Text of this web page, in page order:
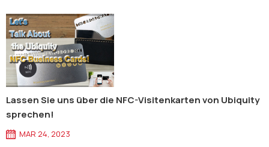
Lassen Sie uns über die NFC-Visitenkarten von Ubiquity
sprechen!
MAR 24, 2023